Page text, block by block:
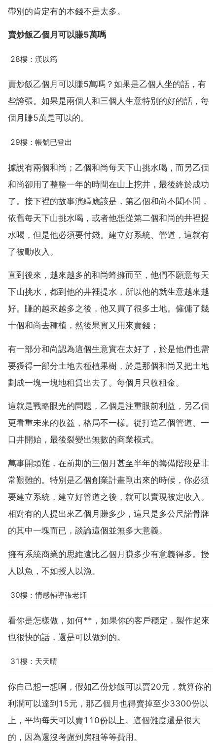
帶別的肯定有的本錢不是太多。
賣炒飯乙個月可以賺5萬嗎
28樓：漢以筠
賣炒飯乙個月可以賺5萬嗎？如果是乙個人坐的話，有
些誇張。如果是兩個人和三個人生意特別的好的話，每
個月賺5萬是可以的。
29樓：帳號已登出
據說有兩個和尚；乙個和尚每天下山挑水喝，而另乙個
和尚卻用了整整一年的時間在山上挖井，最後終於成功
了。接下裡的故事演繹應該是，第乙個和尚不聞不問，
依舊每天下山挑水喝，或者他想從第二個和尚的井裡提
水喝，但是他必須要付錢。建立好系統、管道，這就有
了被動收入。
直到後來，越來越多的和尚蜂擁而至，他們不願意每天
下山挑水，都到他的井裡提水，所以他的就生意越來越
好。賺的越來越多之後，他又買了很多土地。僱傭了幾
十個和尚去種植，然後果實又用來賣錢；
有一部分和尚認為這個生意實在太好了，於是他們也需
要獲得一部分土地去種植果樹，於是那個和尚又把土地
劃成一塊一塊地租賃出去了。每個月只收租金。
這就是戰略眼光的問題，乙個是注重眼前利益，另乙個
更看重未來的收益，格局不一樣。從打造乙個管道、一
口井開始，最後裂變出無數的商業模式。
萬事開頭難，在前期的三個月甚至半年的籌備階段是非
常艱難的。特別是乙個創業計畫剛出來的時候，你必須
要建立系統，建立好管道之後，就可以實現被定收入。
相對有的人提出來乙個月賺多少，這只是多公尺諾骨牌
的其中一塊而已，談論這個並無多大意義。
擁有系統商業的思維遠比乙個月賺多少有意義得多。授
人以魚，不如授人以漁。
30樓：情感輔導張老師
看你是怎樣做，如何**，如果你的客戶穩定，製作起來
也很快的話，還是可以做到的。
31樓：天天晴
你自己想一想啊，假如乙份炒飯可以賣20元，就算你的
利潤可以達到15元，那乙個月也得賣掉至少3300份以
上，平均每天可以賣110份以上。這個難度還是很大
的，因為還沒考慮到房租等等費用。